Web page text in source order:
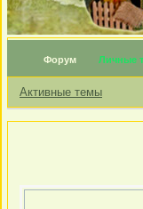
Форум Личные
Активные темы